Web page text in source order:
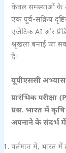
केवल समस्याओं के
एक पूर्व-सक्रिय
एजेंटिक AI और
श्रृंखला बनाई जा
दे।
यूपीएससी
प्रारंभिक परीक्षा
प्रश्न. भारत में
अपनाने के संदर्भ में
वर्तमान में, भारत